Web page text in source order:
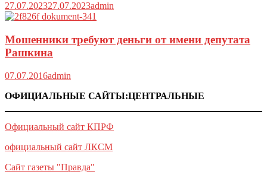
27.07.202327.07.2023admin
Мошенники требуют деньги от имени депутата
Рашкина
07.07.2016admin
ОФИЦИАЛЬНЫЕ САЙТЫ:ЦЕНТРАЛЬНЫЕ
Официальный сайт КПРФ
официальный сайт ЛКСМ
Сайт газеты "Правда"